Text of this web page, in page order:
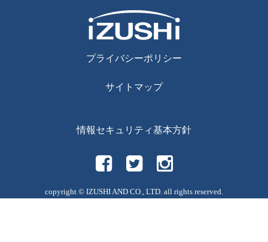
プライバシーポリシー
サイトマップ
情報セキュリティ基本方針
copyright © IZUSHI AND CO., LTD. all rights reserved.